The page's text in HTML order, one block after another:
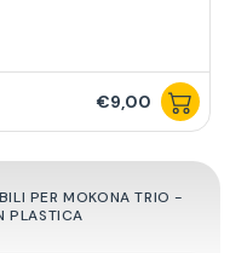
€9,00
PER MOKONA TRIO -
PLASTICA